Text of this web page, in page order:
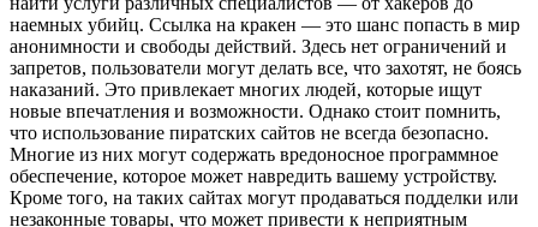
наемных убийц. Ссылка на кракен — это шанс попасть в мир
анонимности и свободы действий. Здесь нет ограничений и
запретов, пользователи могут делать все, что захотят, не боясь
наказаний. Это привлекает многих людей, которые ищут
новые впечатления и возможности. Однако стоит помнить,
что использование пиратских сайтов не всегда безопасно.
Многие из них могут содержать вредоносное программное
обеспечение, которое может навредить вашему устройству.
Кроме того, на таких сайтах могут продаваться подделки или
незаконные товары, что может привести к неприятным